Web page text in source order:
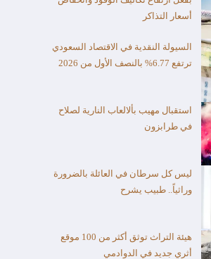
أسعار التذاكر
السيولة النقدية في الاقتصاد السعودي
ترتفع 6.77% بالنصف الأول من 2026
استقبال مهيب بألالعاب النارية لصلاح
في طرابزون
ليس كل سرطان في العائلة بالضرورة
وراثياً.. طبيب يشرح
هيئة التراث توثق أكثر من 100 موقع
أثري جديد في الدوادمي